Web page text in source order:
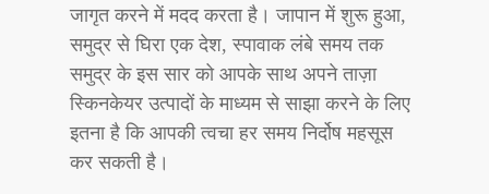
जागृत करने में मदद करता है। जापान में शुरू हुआ,
समुद्र से घिरा एक देश, स्पावाक लंबे समय तक
समुद्र के इस सार को आपके साथ अपने ताज़ा
स्किनकेयर उत्पादों के माध्यम से साझा करने के लिए
इतना है कि आपकी त्वचा हर समय निर्दोष महसूस
कर सकती है।